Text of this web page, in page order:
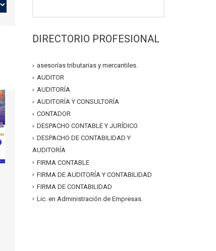
DIRECTORIO PROFESIONAL
asesorías tributarias y mercantiles.
AUDITOR
AUDITORÍA
AUDITORÍA Y CONSULTORÍA
CONTADOR
DESPACHO CONTABLE Y JURÍDICO
DESPACHO DE CONTABILIDAD Y
AUDITORÍA
FIRMA CONTABLE
FIRMA DE AUDITORÍA Y CONTABILIDAD
FIRMA DE CONTABILIDAD
Lic. en Administración de Empresas.